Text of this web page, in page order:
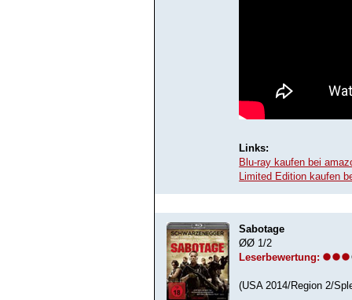
Links:
Blu-ray kaufen bei
Limited Edition kaufen
Sabotage
ØØ 1/2
Leserbewertung:
(USA 2014/Region 2/